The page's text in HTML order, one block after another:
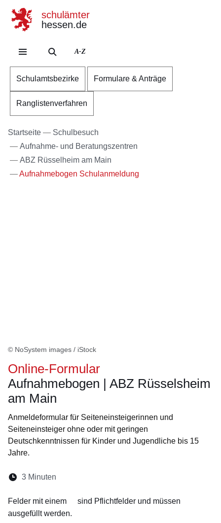
schulämter
hessen.de
A-Z
Schulamtsbezirke Formulare & Anträge
Ranglistenverfahren
Startseite
Schulbesuch
Aufnahme- und Beratungszentren
ABZ Rüsselheim am Main
Aufnahmebogen Schulanmeldung
© NoSystem images / iStock
Online-Formular
Aufnahmebogen | ABZ Rüsselsheim
am Main
Anmeldeformular für Seiteneinsteigerinnen und
Seiteneinsteiger ohne oder mit geringen
Deutschkenntnissen für Kinder und Jugendliche bis 15
Jahre.
Lesedauer:
3 Minuten
Felder mit einem
sind Pflichtfelder und müssen
ausgefüllt werden.